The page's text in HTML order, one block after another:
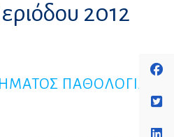
2012
ΠΑΘΟΛΟΓΙΑΣ